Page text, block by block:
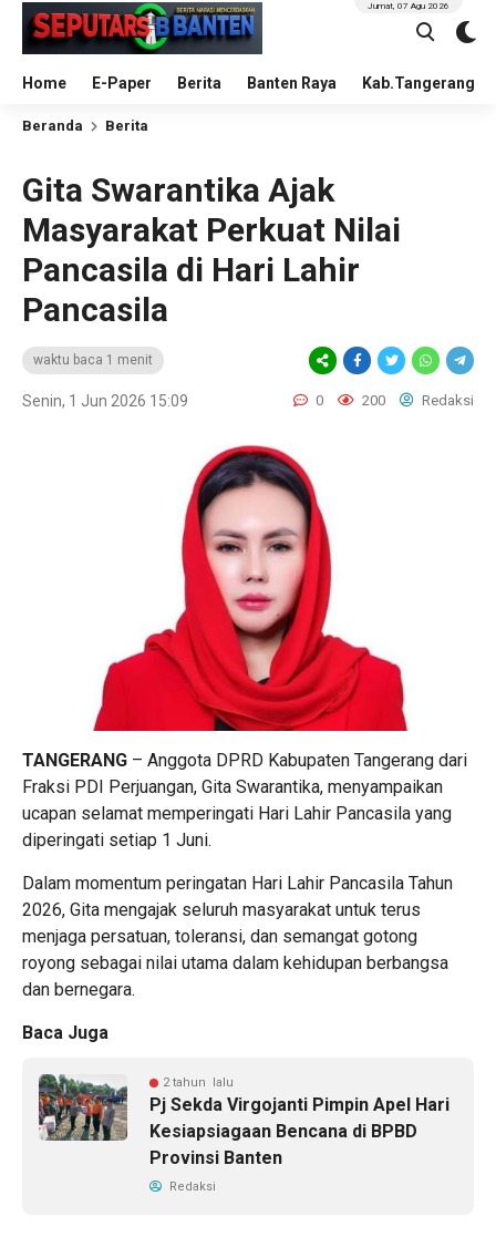
Home E-Paper Berita Banten Raya Kab.Tangerang
Jumat, 07 Agu 2026
Beranda Berita
Gita Swarantika Ajak
Masyarakat Perkuat Nilai
Pancasila di Hari Lahir
Pancasila
waktu baca 1 menit
Senin, 1 Jun 2026 15:09 0 200 Redaksi
TANGERANG – Anggota DPRD Kabupaten Tangerang dari
Fraksi PDI Perjuangan, Gita Swarantika, menyampaikan
ucapan selamat memperingati Hari Lahir Pancasila yang
diperingati setiap 1 Juni.
Dalam momentum peringatan Hari Lahir Pancasila Tahun
2026, Gita mengajak seluruh masyarakat untuk terus
menjaga persatuan, toleransi, dan semangat gotong
royong sebagai nilai utama dalam kehidupan berbangsa
dan bernegara.
Baca Juga
2 tahun lalu
Pj Sekda Virgojanti Pimpin Apel Hari
Kesiapsiagaan Bencana di BPBD
Provinsi Banten
Redaksi